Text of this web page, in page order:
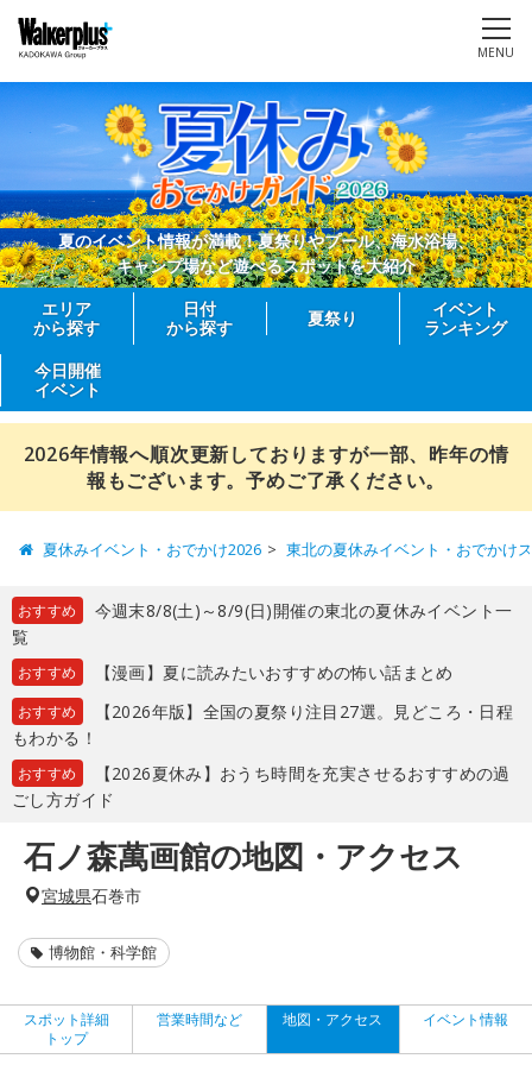
MENU
夏のイベント情報が満載！夏祭りやプール、海水浴場、
キャンプ場など遊べるスポットを大紹介
エリア
から探す
日付
から探す
夏祭り
イベント
ランキング
今日開催
イベント
2026年情報へ順次更新しておりますが一部、昨年の情
報もございます。予めご了承ください。
夏休みイベント・おでかけ2026 東北の夏休みイベント・おでかけ
おすすめ
今週末8/8(土)～8/9(日)開催の東北の夏休みイベント一
覧
おすすめ 【漫画】夏に読みたいおすすめの怖い話まとめ
おすすめ
【2026年版】全国の夏祭り注目27選。見どころ・日程
もわかる！
おすすめ
【2026夏休み】おうち時間を充実させるおすすめの過
ごし方ガイド
石ノ森萬画館の地図・アクセス
宮城県石巻市
博物館・科学館
スポット詳細
トップ
営業時間など 地図・アクセス イベント情報